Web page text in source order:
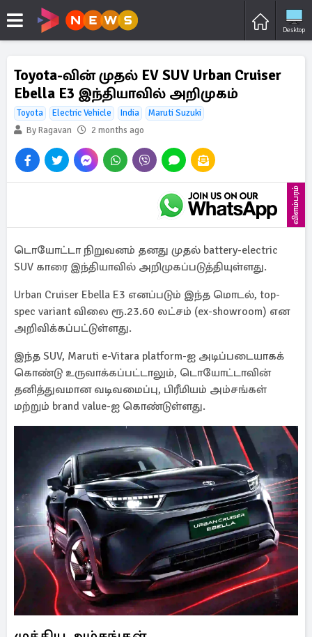
Desktop
Toyota-வின் முதல் EV SUV Urban Cruiser
Ebella E3 இந்தியாவில் அறிமுகம்
Toyota Electric Vehicle India
Maruti Suzuki
By Ragavan
2 months ago
விளம்பரம்
டொயோட்டா நிறுவனம் தனது முதல் battery-electric
SUV காரை இந்தியாவில் அறிமுகப்படுத்தியுள்ளது.
Urban Cruiser Ebella E3 எனப்படும் இந்த மொடல், top-
spec variant விலை ரூ.23.60 லட்சம் (ex-showroom) என
அறிவிக்கப்பட்டுள்ளது.
இந்த SUV, Maruti e-Vitara platform-ஐ அடிப்படையாகக்
கொண்டு உருவாக்கப்பட்டாலும், டொயோட்டாவின்
தனித்துவமான வடிவமைப்பு, பிரீமியம் அம்சங்கள்
மற்றும் brand value-ஐ கொண்டுள்ளது.